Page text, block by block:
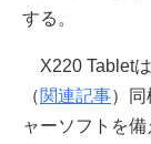
する。
X220 Tabletは
（関連記事）同
ャーソフトを